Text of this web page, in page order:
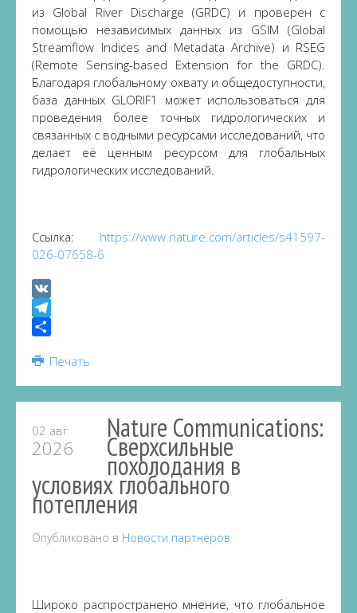
из Global River Discharge (GRDC) и проверен с
помощью независимых данных из GSIM (Global
Streamflow Indices and Metadata Archive) и RSEG
(Remote Sensing-based Extension for the GRDC).
Благодаря глобальному охвату и общедоступности,
база данных GLORIF1 может использоваться для
проведения более точных гидрологических и
связанных с водными ресурсами исследований, что
делает её ценным ресурсом для глобальных
гидрологических исследований.
Ссылка: https://www.nature.com/articles/s41597-
026-07658-6
VK
Telegram
Печать
02 авг
2026
Nature Communications:
Сверхсильные
похолодания в
условиях глобального
потепления
Опубликовано в Новости партнеров
Широко распространено мнение, что глобальное